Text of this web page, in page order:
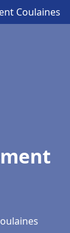
Coulaines